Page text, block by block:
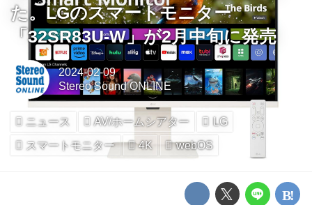
た。LGのスマートモニター
「32SR83U-W」が2月中旬に発売
2024-02-09
Stereo Sound ONLINE
ニュース AV/ホームシアター
LG
スマートモニター
4K webOS